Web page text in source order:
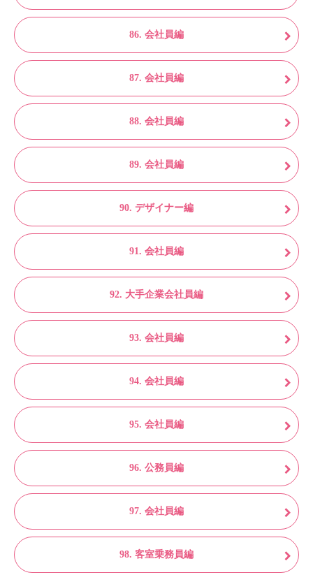
86. 会社員編
87. 会社員編
88. 会社員編
89. 会社員編
90. デザイナー編
91. 会社員編
92. 大手企業会社員編
93. 会社員編
94. 会社員編
95. 会社員編
96. 公務員編
97. 会社員編
98. 客室乗務員編